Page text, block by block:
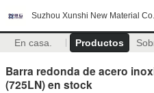
Suzhou Xunshi New Material
En casa. Productos
Barra redonda de acero
(725LN) en stock